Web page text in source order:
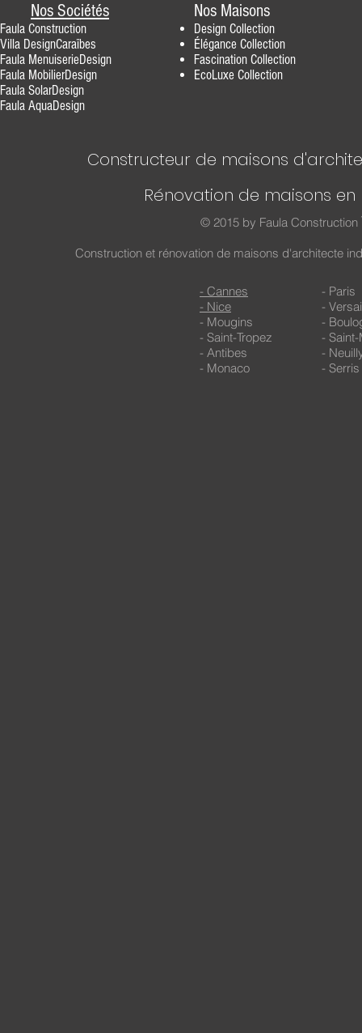
Nos Sociétés
Faula Construction
Villa DesignCaraïbes
Faula MenuiserieDesign
Faula MobilierDesign
Faula SolarDesign
Faula AquaDesign
Nos Maisons
Design Collection
Élégance Collection
Fascination Collection
EcoLuxe Collection
Constructeur de maisons
Rénovation de maisons
© 2015 by Faula
Construction et rénovation de maisons d'architecte
- Cannes
- Nice
- Mougins
- Saint-Tropez
- Antibes
- Monaco
- Paris
-
-
-
-
- Serris